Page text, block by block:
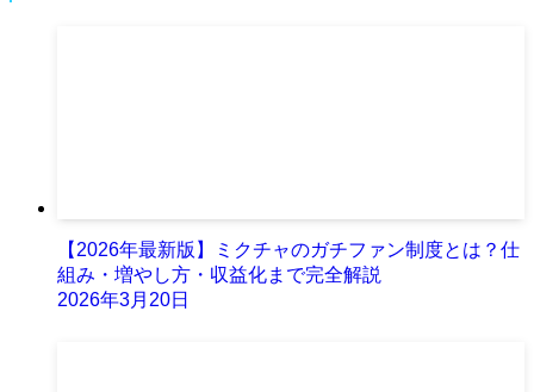
【2026年最新版】ミクチャのガチファン制度とは？仕
組み・増やし方・収益化まで完全解説
2026年3月20日